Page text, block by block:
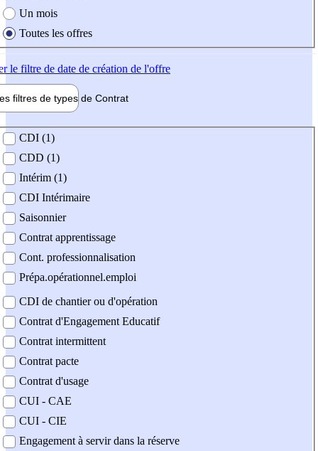
Un mois
Toutes les offres
le filtre de date de création de l'offre
filtres de types de Contrat
contrat
CDI (1)
CDD (1)
Intérim (1)
CDI Intérimaire
Saisonnier
Contrat apprentissage
Cont. professionnalisation
Prépa.opérationnel.emploi
CDI de chantier ou d'opération
Contrat d'Engagement Educatif
Contrat intermittent
Contrat pacte
Contrat d'usage
CUI - CAE
CUI - CIE
Engagement à servir dans la réserve